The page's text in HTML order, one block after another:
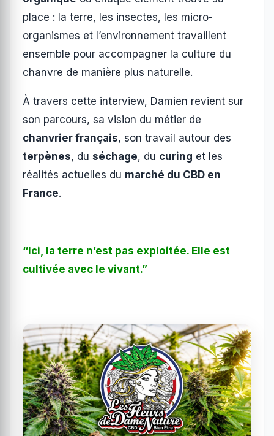
place : la terre, les insectes, les micro-
organismes et l’environnement travaillent
ensemble pour accompagner la culture du
chanvre de manière plus naturelle.
À travers cette interview, Damien revient sur
son parcours, sa vision du métier de
chanvrier français, son travail autour des
terpènes, du séchage, du curing et les
réalités actuelles du marché du CBD en
France.
“Ici, la terre n’est pas exploitée. Elle est
cultivée avec le vivant.”